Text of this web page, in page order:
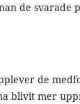
de svarade
de
blivit mer